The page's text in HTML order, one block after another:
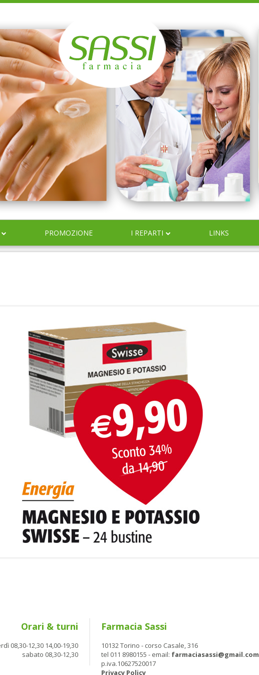
PROMOZIONE I REPARTI
INFANZIA
VETERINARIA
LINKS
Orari & turni
08,30-12,30 14,00-19,30
sabato 08,30-12,30
Farmacia Sassi
10132 Torino - corso Casale, 316
tel 011 8980155 - email: farmaciasassi@gmail.com
p.iva.10627520017
Privacy Policy